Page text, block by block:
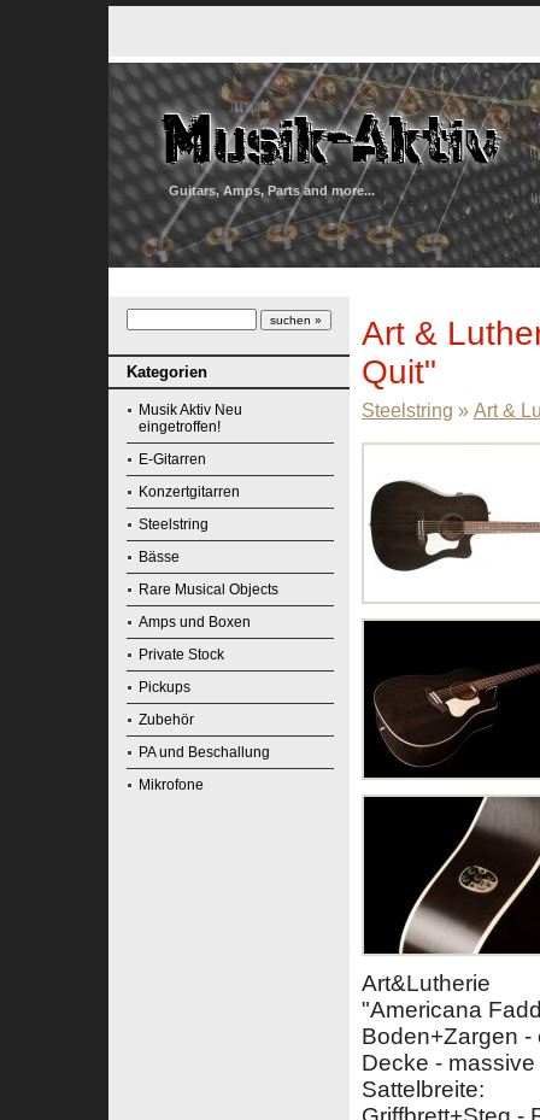
Guitars, Amps, Parts and more...
Kategorien
Musik Aktiv Neu
eingetroffen!
E-Gitarren
Konzertgitarren
Steelstring
Bässe
Rare Musical Objects
Amps und Boxen
Private Stock
Pickups
Zubehör
PA und Beschallung
Mikrofone
Art &
Quit"
Steelstring » Art &
Art&Lutherie
"Americana
Boden+Zargen
Decke -
Sattelbreite: